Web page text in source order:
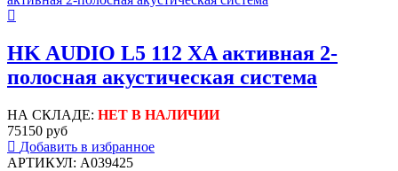
HK AUDIO L5 112 XA активная 2-
полосная акустическая система
НА СКЛАДЕ: НЕТ В НАЛИЧИИ
75150 руб
Добавить в избранное
АРТИКУЛ: A039425